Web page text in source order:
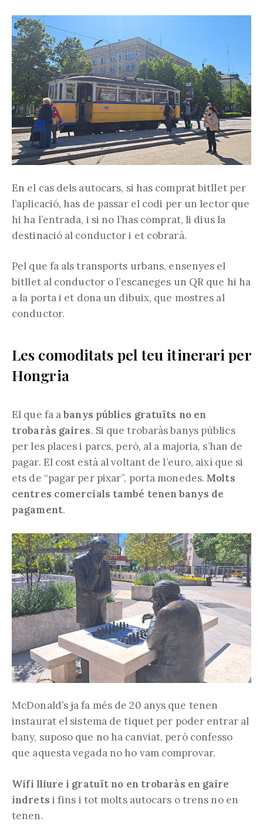
En el cas dels autocars, si has comprat bitllet per
l’aplicació, has de passar el codi per un lector que
hi ha l’entrada, i si no l’has comprat, li dius la
destinació al conductor i et cobrarà.
Pel que fa als transports urbans, ensenyes el
bitllet al conductor o l’escaneges un QR que hi ha
a la porta i et dona un dibuix, que mostres al
conductor.
Les comoditats pel teu itinerari per
Hongria
El que fa abanys públics gratuïts no en
trobaràs gaires. Si que trobaràs banys públics
per les places i parcs, però, al a majoria, s’han de
pagar. El cost està al voltant de l’euro, així que si
ets de “pagar per pixar”, porta monedes.Molts
centres comercials també tenen banys de
pagament.
McDonald’s ja fa més de 20 anys que tenen
instaurat el sistema de tiquet per poder entrar al
bany, suposo que no ha canviat, però confesso
que aquesta vegada no ho vam comprovar.
Wifi lliure i gratuït no en trobaràs en gaire
indrets i fins i tot molts autocars o trens no en
tenen.